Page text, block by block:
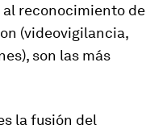
al reconocimiento de
(videovigilancia,
son las más
la fusión del